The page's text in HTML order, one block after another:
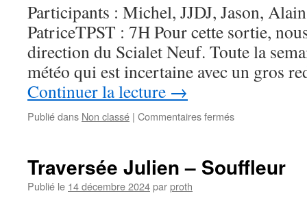
Participants : Michel, JJDJ, Jason,
PatriceTPST : 7H Pour cette sortie,
direction du Scialet Neuf. Toute la
météo qui est incertaine avec un gros
Continuer la lecture →
Publié dans Non classé | Commentaires ferméssur
Traversée Julien – Souffleur
Publié le 14 décembre 2024parproth